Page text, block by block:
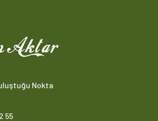
Nokta
55